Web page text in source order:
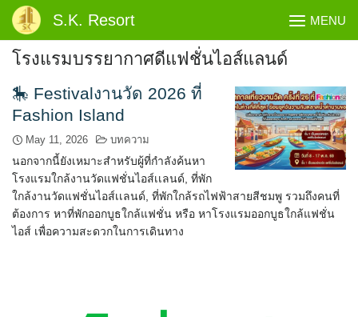
Skip
content
S.K. Resort MENU
โรงแรมบรรยากาศดีแฟชั่นไอส์แลนด์
🎠 Festivalงานวัด 2026 ที่
Fashion Island
May 11, 2026 บทความ
นอกจากนี้ยังเหมาะสำหรับผู้ที่กำลังค้นหา
โรงแรมใกล้งานวัดแฟชั่นไอส์เเลนด์, ที่พัก
ใกล้งานวัดแฟชั่นไอส์เเลนด์, ที่พักใกล้รถไฟฟ้าสายสีชมพู รวมถึงคนที่
ต้องการ หาที่พักออกบูธใกล้แฟชั่น หรือ หาโรงแรมออกบูธใกล้แฟชั่น
ไอส์ เพื่อความสะดวกในการเดินทาง